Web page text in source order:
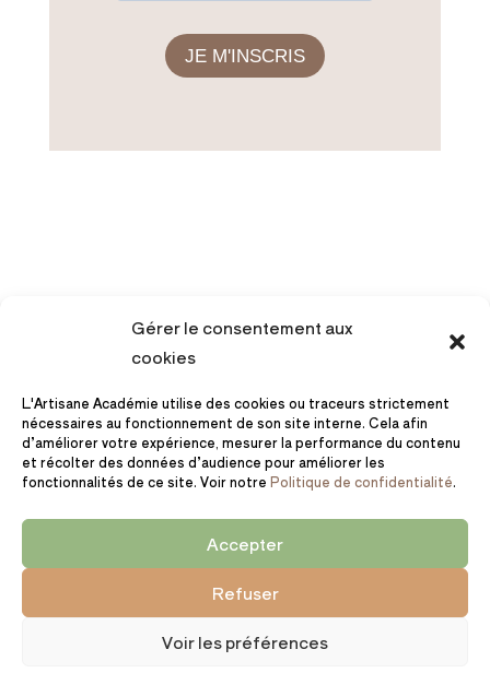
Gérer le consentement aux
cookies
L'Artisane Académie utilise des cookies ou traceurs strictement
nécessaires au fonctionnement de son site interne. Cela afin
d’améliorer votre expérience, mesurer la performance du contenu
et récolter des données d’audience pour améliorer les
fonctionnalités de ce site. Voir notre Politique de confidentialité.
Accepter
Refuser
Voir les préférences
Mentions légalesPolitique de confidentialité
@marion.guittier
© 2026 Artisane Académie — Tous droits réservés